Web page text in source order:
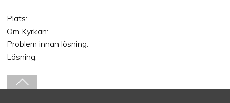
Plats:
Om Kyrkan:
Problem innan lösning:
Lösning: